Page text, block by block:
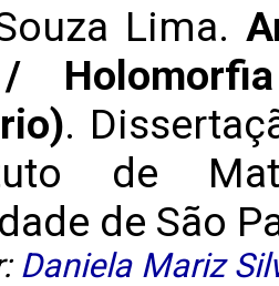
Lima.
.
de
de São
Daniela Mariz